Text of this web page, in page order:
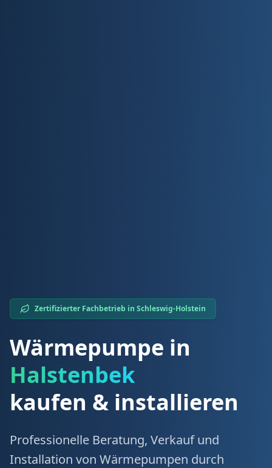
Zertifizierter Fachbetrieb in Schleswig-Holstein
Wärmepumpe in
Halstenbek
kaufen & installieren
Professionelle Beratung, Verkauf und
Installation von Wärmepumpen durch